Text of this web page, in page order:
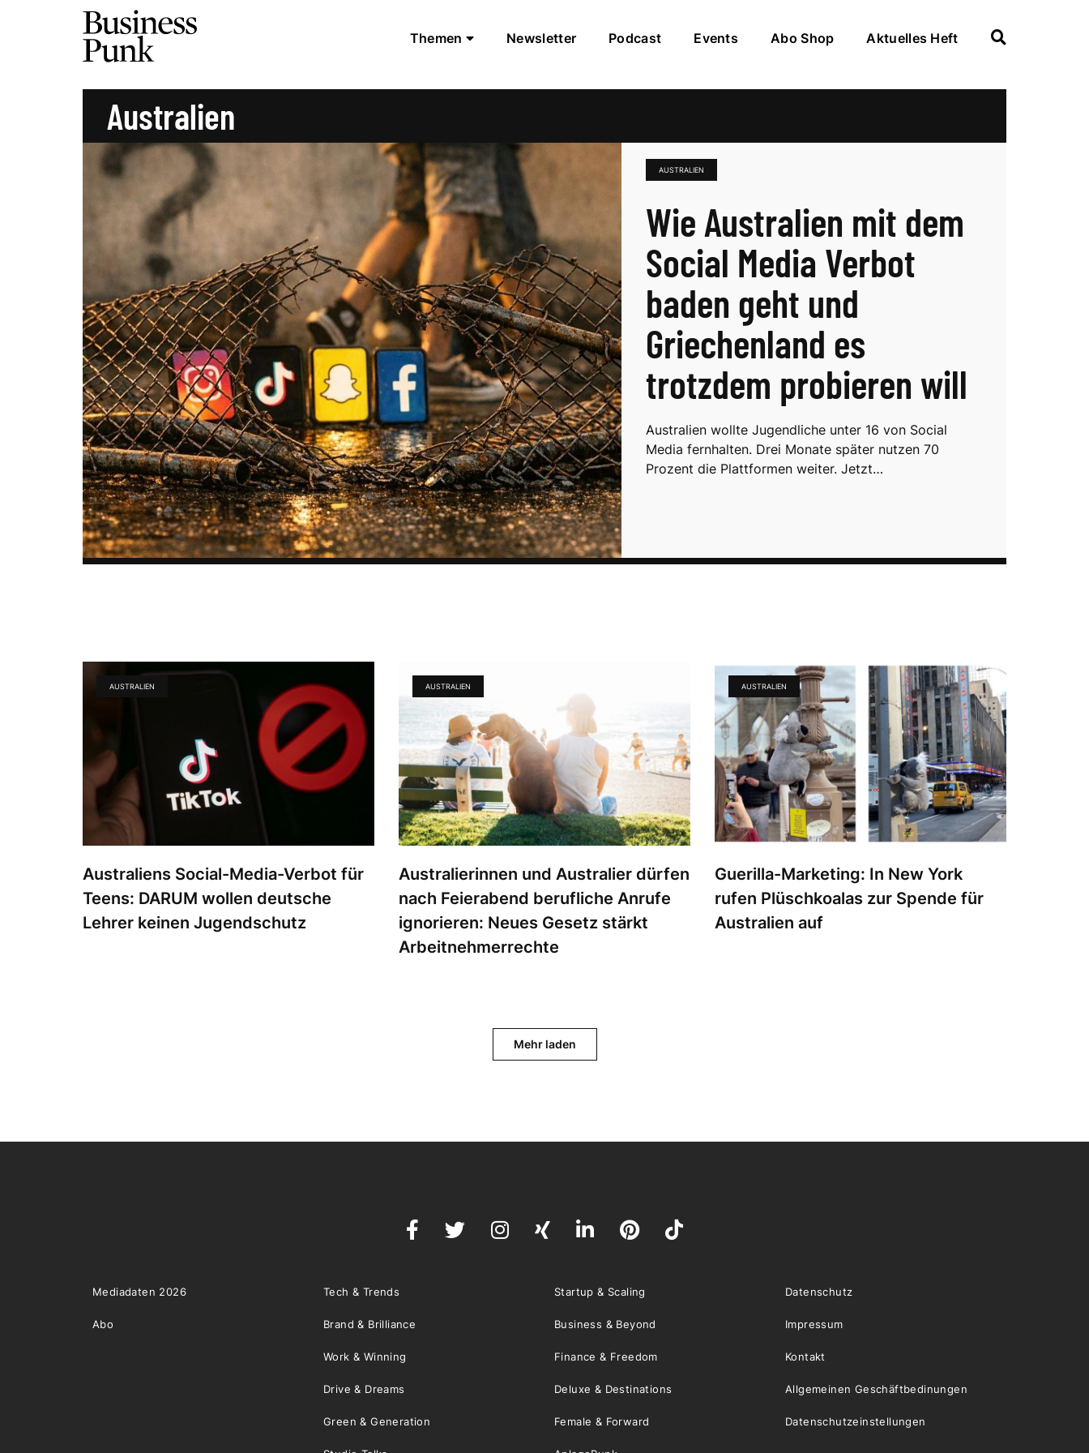
Themen Newsletter Podcast Events Abo Shop Aktuelles Heft
Australien
AUSTRALIEN
Wie Australien mit dem
Social Media Verbot
baden geht und
Griechenland es
trotzdem probieren will
Australien wollte Jugendliche unter 16 von Social
Media fernhalten. Drei Monate später nutzen 70
Prozent die Plattformen weiter. Jetzt…
Australiens Social-Media-Verbot für
Teens: DARUM wollen deutsche
Lehrer keinen Jugendschutz
AUSTRALIEN
Australierinnen und Australier dürfen
nach Feierabend berufliche Anrufe
ignorieren: Neues Gesetz stärkt
Arbeitnehmerrechte
AUSTRALIEN
Guerilla-Marketing: In New York
rufen Plüschkoalas zur Spende für
Australien auf
AUSTRALIEN
Mehr laden
Mediadaten 2026
Abo
Tech & Trends Startup & Scaling
Brand & Brilliance Business & Beyond
Work & Winning Finance & Freedom
Drive & Dreams Deluxe & Destinations
Green & Generation Female & Forward
Datenschutz
Impressum
Kontakt
Allgemeinen Geschäftbedinungen
Datenschutzeinstellungen